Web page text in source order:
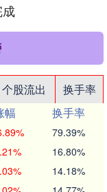
个股流出
换手率
幅
换手率
79.39%
16.80%
14.18%